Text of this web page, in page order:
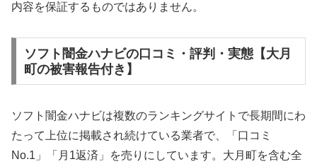
内容を保証するものではありません。
ソフト闇金ハナビの口コミ・評判・実態【大月
町の被害報告付き】
ソフト闇金ハナビは複数のランキングサイトで長期間にわ
たって上位に掲載され続けている業者で、「口コミ
No.1」「月1返済」を売りにしています。大月町を含む全